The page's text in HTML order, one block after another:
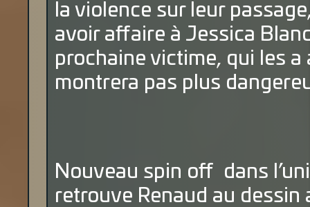
la violence sur leur
avoir affaire à Jessica
prochaine victime, qui les a
montrera pas plus
Nouveau spin off dans
retrouve Renaud au dessin